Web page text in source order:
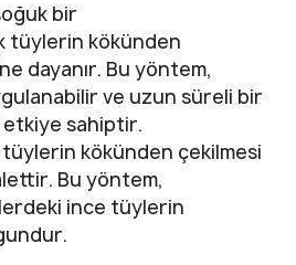
bir
tüylerin kökünden
dayanır. Bu yöntem,
ve uzun süreli bir
sahiptir.
tüylerin kökünden çekilmesi
Bu yöntem,
ince tüylerin